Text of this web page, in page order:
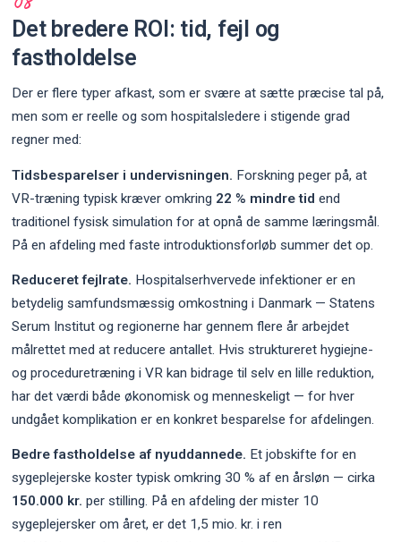
Det bredere ROI: tid, fejl og
fastholdelse
Der er flere typer afkast, som er svære at sætte præcise tal på,
men som er reelle og som hospitalsledere i stigende grad
regner med:
Tidsbesparelser i undervisningen. Forskning peger på, at
VR-træning typisk kræver omkring 22 % mindre tid end
traditionel fysisk simulation for at opnå de samme læringsmål.
På en afdeling med faste introduktionsforløb summer det op.
Reduceret fejlrate. Hospitalserhvervede infektioner er en
betydelig samfundsmæssig omkostning i Danmark — Statens
Serum Institut og regionerne har gennem flere år arbejdet
målrettet med at reducere antallet. Hvis struktureret hygiejne-
og proceduretræning i VR kan bidrage til selv en lille reduktion,
har det værdi både økonomisk og menneskeligt — for hver
undgået komplikation er en konkret besparelse for afdelingen.
Bedre fastholdelse af nyuddannede. Et jobskifte for en
sygeplejerske koster typisk omkring 30 % af en årsløn — cirka
150.000 kr. per stilling. På en afdeling der mister 10
sygeplejersker om året, er det 1,5 mio. kr. i ren